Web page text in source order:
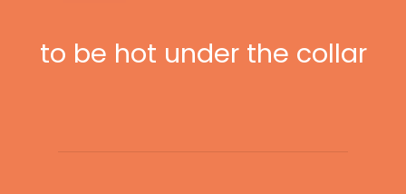
to be hot under the collar